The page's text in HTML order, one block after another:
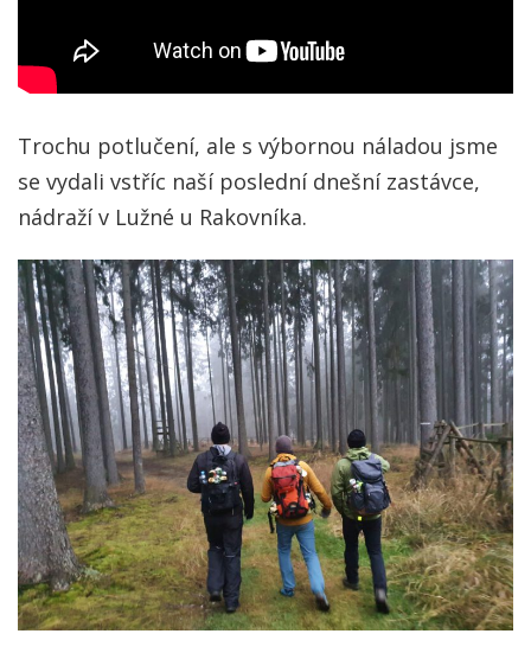
Trochu potlučení, ale s výbornou náladou jsme
se vydali vstříc naší poslední dnešní zastávce,
nádraží v Lužné u Rakovníka.